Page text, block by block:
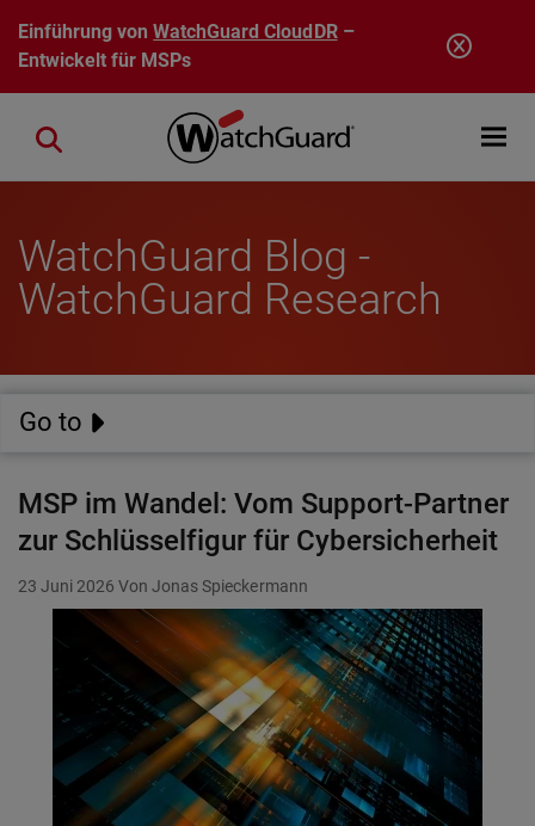
Direkt zum Inhalt
Einführung vonWatchGuard CloudDR–
Entwickelt für MSPs
Open
Close search
WatchGuard Blog -
WatchGuard Research
Go to
MSP im Wandel: Vom Support-Partner
zur Schlüsselfigur für Cybersicherheit
23 Juni 2026 Von Jonas Spieckermann